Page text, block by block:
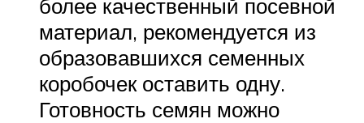
более качественный посевной
материал, рекомендуется из
образовавшихся семенных
коробочек оставить одну.
Готовность семян можно